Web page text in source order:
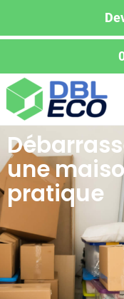
une
pratique